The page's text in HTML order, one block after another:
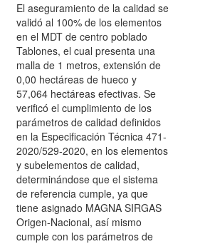
El aseguramiento de la calidad se
validó al 100% de los elementos
en el MDT de centro poblado
Tablones, el cual presenta una
malla de 1 metros, extensión de
0,00 hectáreas de hueco y
57,064 hectáreas efectivas. Se
verificó el cumplimiento de los
parámetros de calidad definidos
en la Especificación Técnica 471-
2020/529-2020, en los elementos
y subelementos de calidad,
determinándose que el sistema
de referencia cumple, ya que
tiene asignado MAGNA SIRGAS
Origen-Nacional, así mismo
cumple con los parámetros de